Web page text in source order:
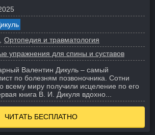
Ортопедия и травматология
упражнения для спины и суставов
Валентин Дикуль – самый
по болезням позвоночника. Сотни
всему миру получили исцеление по его
книга В. И. Дикуля вдохно...
ЧИТАТЬ БЕСПЛАТНО